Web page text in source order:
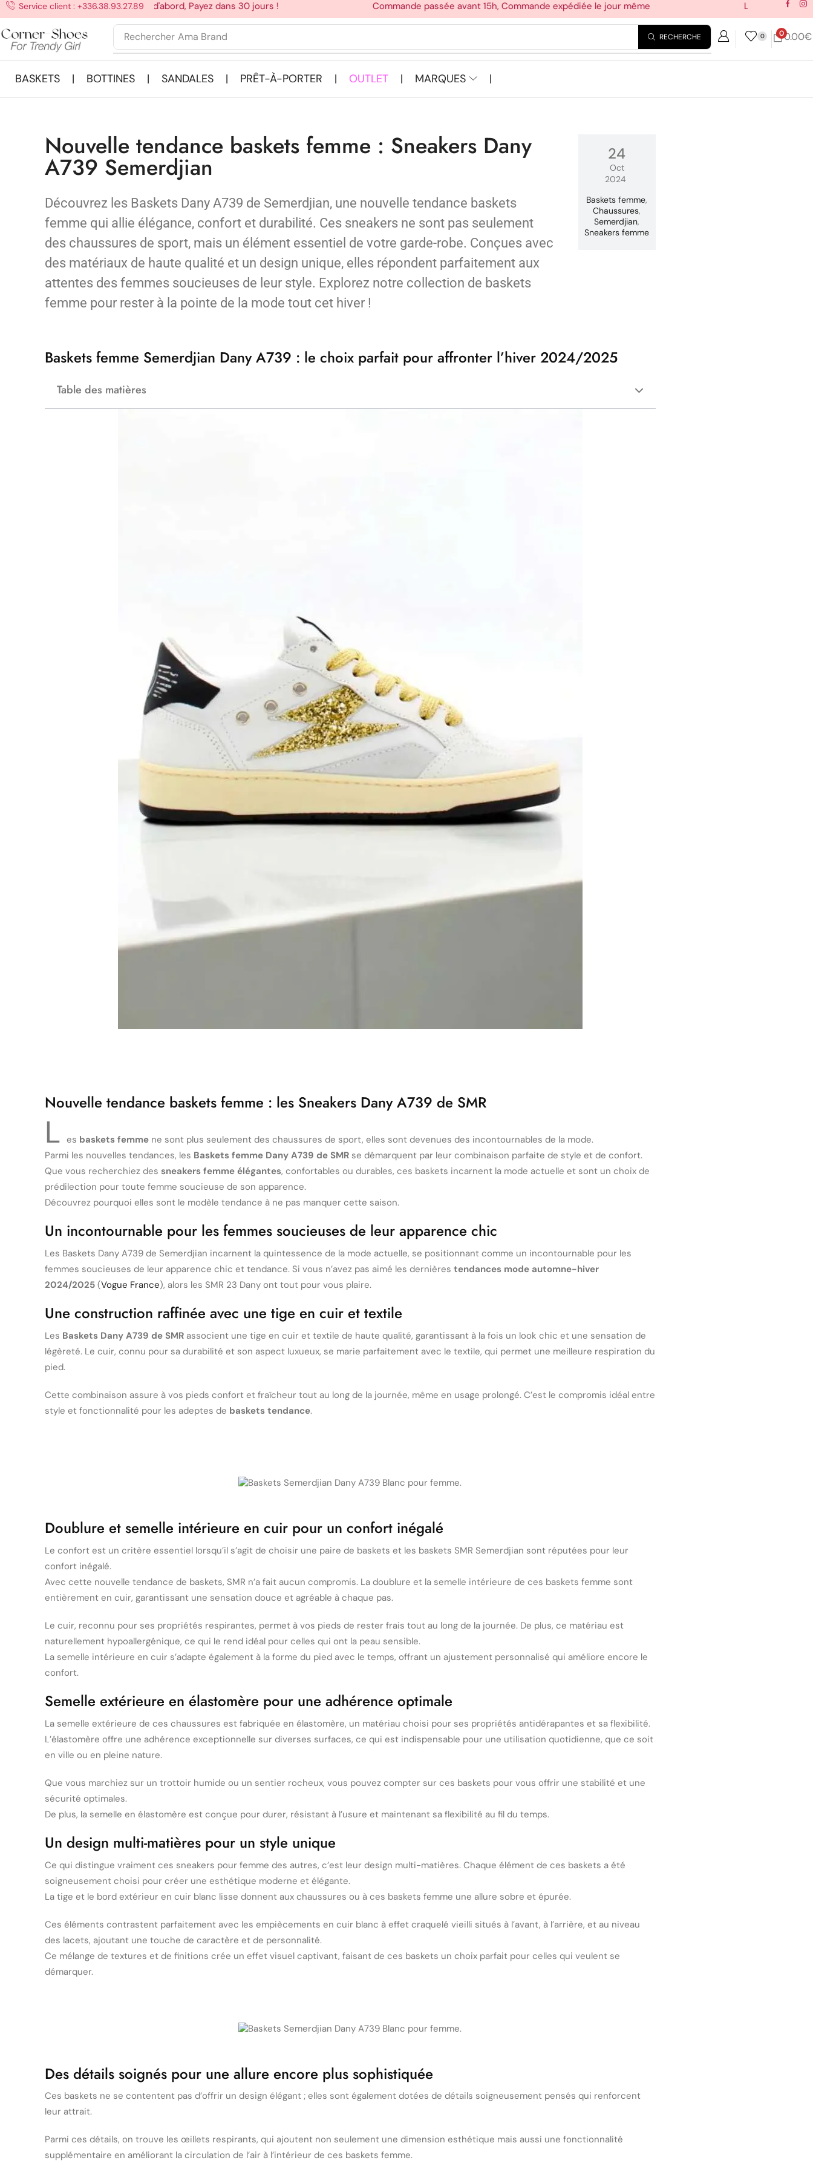
Service client : +336.38.93.27.89Essayez d'abord, Payez dans 30 jours ! Commande passée avant 15h, Commande expédiée le jour même Livraison Mondial
Rechercher Ama Brand RECHERCHE 0 00.00€
BASKETS | BOTTINES | SANDALES | PRÊT-À-PORTER | OUTLET | MARQUES |
Nouvelle tendance baskets femme : Sneakers Dany
A739 Semerdjian
Découvrez les Baskets Dany A739 de Semerdjian, une nouvelle tendance baskets
femme qui allie élégance, confort et durabilité. Ces sneakers ne sont pas seulement
des chaussures de sport, mais un élément essentiel de votre garde-robe. Conçues avec
des matériaux de haute qualité et un design unique, elles répondent parfaitement aux
attentes des femmes soucieuses de leur style. Explorez notre collection de baskets
femme pour rester à la pointe de la mode tout cet hiver !
24
Oct
2024
Baskets femme,
Chaussures,
Semerdjian,
Sneakers femme
Baskets femme Semerdjian Dany A739 : le choix parfait pour affronter l’hiver 2024/2025
Table des matières
Nouvelle tendance baskets femme : les Sneakers Dany A739 de SMR
L es baskets femmene sont plus seulement des chaussures de sport, elles sont devenues des incontournables de la mode.
Parmi les nouvelles tendances, les Baskets femme Dany A739 de SMRse démarquent par leur combinaison parfaite de style et de confort.
Que vous recherchiez des sneakers femme élégantes, confortables ou durables, ces baskets incarnent la mode actuelle et sont un choix de
prédilection pour toute femme soucieuse de son apparence.
Découvrez pourquoi elles sont le modèle tendance à ne pas manquer cette saison.
Un incontournable pour les femmes soucieuses de leur apparence chic
Les Baskets Dany A739 de Semerdjian incarnent la quintessence de la mode actuelle, se positionnant comme un incontournable pour les
femmes soucieuses de leur apparence chic et tendance. Si vous n’avez pas aimé les dernières tendances mode automne-hiver
2024/2025(Vogue France), alors les SMR 23 Dany ont tout pour vous plaire.
Une construction raffinée avec une tige en cuir et textile
Les Baskets Dany A739 de SMRassocient une tige en cuir et textile de haute qualité, garantissant à la fois un look chic et une sensation de
légèreté. Le cuir, connu pour sa durabilité et son aspect luxueux, se marie parfaitement avec le textile, qui permet une meilleure respiration du
pied.
Cette combinaison assure à vos pieds confort et fraîcheur tout au long de la journée, même en usage prolongé. C’est le compromis idéal entre
style et fonctionnalité pour les adeptes de baskets tendance.
Doublure et semelle intérieure en cuir pour un confort inégalé
Le confort est un critère essentiel lorsqu’il s’agit de choisir une paire de baskets et les baskets SMR Semerdjian sont réputées pour leur
confort inégalé.
Avec cette nouvelle tendance de baskets, SMR n’a fait aucun compromis. La doublure et la semelle intérieure de ces baskets femme sont
entièrement en cuir, garantissant une sensation douce et agréable à chaque pas.
Le cuir, reconnu pour ses propriétés respirantes, permet à vos pieds de rester frais tout au long de la journée. De plus, ce matériau est
naturellement hypoallergénique, ce qui le rend idéal pour celles qui ont la peau sensible.
La semelle intérieure en cuir s’adapte également à la forme du pied avec le temps, offrant un ajustement personnalisé qui améliore encore le
confort.
Semelle extérieure en élastomère pour une adhérence optimale
La semelle extérieure de ces chaussures est fabriquée en élastomère, un matériau choisi pour ses propriétés antidérapantes et sa flexibilité.
L’élastomère offre une adhérence exceptionnelle sur diverses surfaces, ce qui est indispensable pour une utilisation quotidienne, que ce soit
en ville ou en pleine nature.
Que vous marchiez sur un trottoir humide ou un sentier rocheux, vous pouvez compter sur ces baskets pour vous offrir une stabilité et une
sécurité optimales.
De plus, la semelle en élastomère est conçue pour durer, résistant à l’usure et maintenant sa flexibilité au fil du temps.
Un design multi-matières pour un style unique
Ce qui distingue vraiment ces sneakers pour femme des autres, c’est leur design multi-matières. Chaque élément de ces baskets a été
soigneusement choisi pour créer une esthétique moderne et élégante.
La tige et le bord extérieur en cuir blanc lisse donnent aux chaussures ou à ces baskets femme une allure sobre et épurée.
Ces éléments contrastent parfaitement avec les empiècements en cuir blanc à effet craquelé vieilli situés à l’avant, à l’arrière, et au niveau
des lacets, ajoutant une touche de caractère et de personnalité.
Ce mélange de textures et de finitions crée un effet visuel captivant, faisant de ces baskets un choix parfait pour celles qui veulent se
démarquer.
Des détails soignés pour une allure encore plus sophistiquée
Ces baskets ne se contentent pas d’offrir un design élégant ; elles sont également dotées de détails soigneusement pensés qui renforcent
leur attrait.
Parmi ces détails, on trouve les œillets respirants, qui ajoutent non seulement une dimension esthétique mais aussi une fonctionnalité
supplémentaire en améliorant la circulation de l’air à l’intérieur de ces baskets femme.